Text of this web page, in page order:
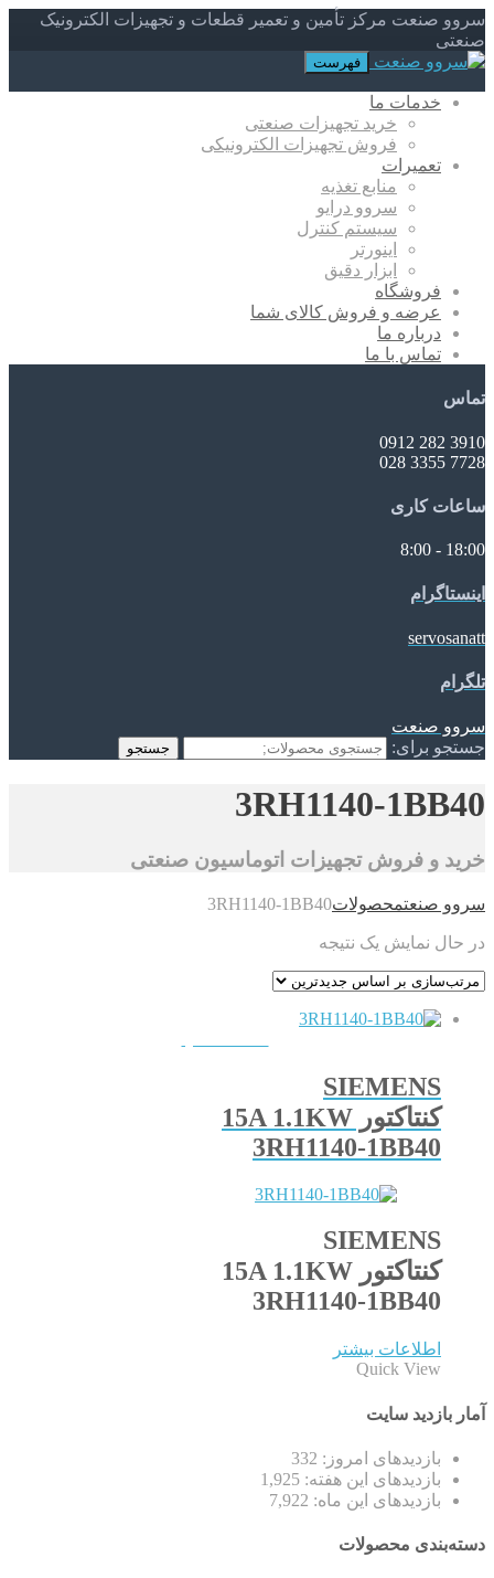
سروو صنعت مرکز تأمین و تعمیر قطعات و تجهیزات الکترونیک
صنعتی
فهرست
خدمات ما
خرید تجهیزات صنعتی
فروش تجهیزات الکترونیکی
تعمیرات
منابع تغذیه
سروو درایو
سیستم کنترل
اینورتر
ابزار دقیق
فروشگاه
عرضه و فروش کالای شما
درباره ما
تماس با ما
تماس
3910 282 0912
7728 3355 028
ساعات کاری
18:00 - 8:00
اینستاگرام
servosanatt
تلگرام
سروو صنعت
جستجو برای:
جستجو
3RH1140-1BB40
خرید و فروش تجهیزات اتوماسیون صنعتی
سروو صنعتمحصولات3RH1140-1BB40
در حال نمایش یک نتیجه
SIEMENS
کنتاکتور 15A 1.1KW
3RH1140-1BB40
SIEMENS
کنتاکتور 15A 1.1KW
3RH1140-1BB40
اطلاعات بیشتر
Quick View
آمار بازدید سایت
بازدیدهای امروز: 332
بازدیدهای این هفته: 1,925
بازدیدهای این ماه: 7,922
دسته‌بندی محصولات